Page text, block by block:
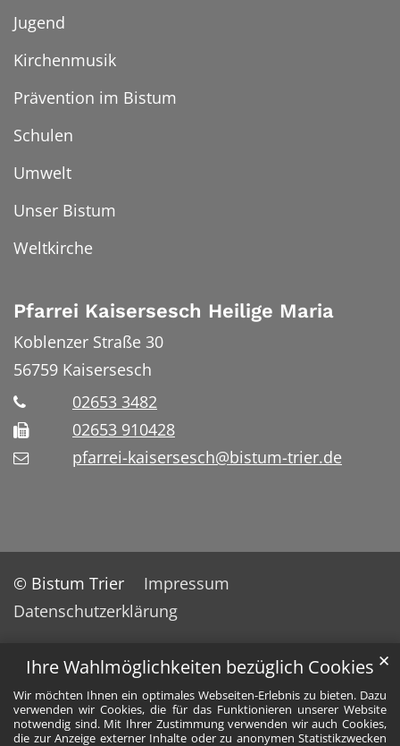
Ihre Wahlmöglichkeiten bezüglich Cookies
Wir möchten Ihnen ein optimales Webseiten-Erlebnis zu bieten. Dazu
verwenden wir Cookies, die für das Funktionieren unserer Website
notwendig sind. Mit Ihrer Zustimmung verwenden wir auch Cookies,
die zur Anzeige externer Inhalte oder zu anonymen Statistikzwecken
✕
Jugend
Kirchenmusik
Prävention im Bistum
Schulen
Umwelt
Unser Bistum
Weltkirche
Pfarrei Kaisersesch Heilige Maria
Koblenzer Straße 30
56759 Kaisersesch
02653 3482
02653 910428
pfarrei-kaisersesch@bistum-trier.de
© Bistum Trier
Impressum
Datenschutzerklärung